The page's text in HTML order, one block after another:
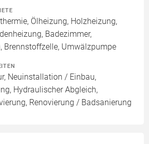
Ölheizung, Holzheizung,
Badezimmer,
Brennstoffzelle, Umwälzpumpe
Neuinstallation / Einbau,
Hydraulischer Abgleich,
Renovierung / Badsanierung